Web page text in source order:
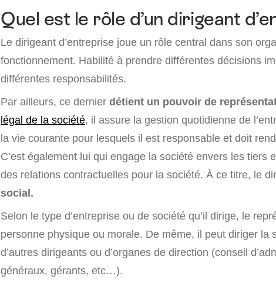
Quel est le rôle d’un dirigeant
Le dirigeant d’entreprise joue un rôle central dans son
fonctionnement. Habilité à prendre différentes décisions
différentes responsabilités.
Par ailleurs, ce dernier détient un pouvoir de
légal de la société, il assure la gestion quotidienne de
la vie courante pour lesquels il est responsable et doit
C’est également lui qui engage la société envers les tiers
des relations contractuelles pour la société. À ce titre, le
social.
Selon le type d’entreprise ou de société qu’il dirige, le
personne physique ou morale. De même, il peut diriger la
d’autres dirigeants ou d’organes de direction (conseil
généraux, gérants, etc…).